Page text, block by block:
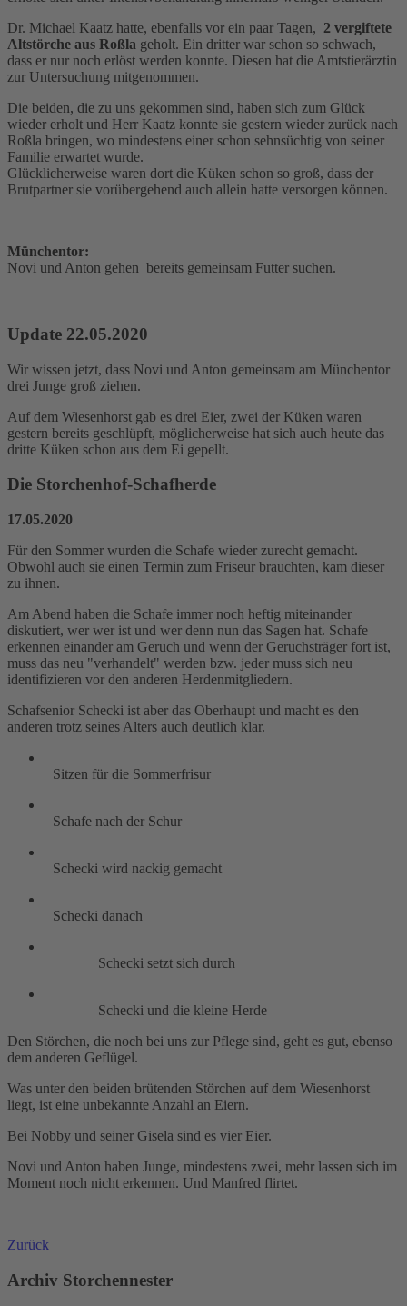
Dr. Michael Kaatz hatte, ebenfalls vor ein paar Tagen, 2 vergiftete
Altstörche aus Roßla geholt. Ein dritter war schon so schwach,
dass er nur noch erlöst werden konnte. Diesen hat die Amtstierärztin
zur Untersuchung mitgenommen.
Die beiden, die zu uns gekommen sind, haben sich zum Glück
wieder erholt und Herr Kaatz konnte sie gestern wieder zurück nach
Roßla bringen, wo mindestens einer schon sehnsüchtig von seiner
Familie erwartet wurde.
Glücklicherweise waren dort die Küken schon so groß, dass der
Brutpartner sie vorübergehend auch allein hatte versorgen können.
Münchentor:
Novi und Anton gehen bereits gemeinsam Futter suchen.
Update 22.05.2020
Wir wissen jetzt, dass Novi und Anton gemeinsam am Münchentor
drei Junge groß ziehen.
Auf dem Wiesenhorst gab es drei Eier, zwei der Küken waren
gestern bereits geschlüpft, möglicherweise hat sich auch heute das
dritte Küken schon aus dem Ei gepellt.
Die Storchenhof-Schafherde
17.05.2020
Für den Sommer wurden die Schafe wieder zurecht gemacht.
Obwohl auch sie einen Termin zum Friseur brauchten, kam dieser
zu ihnen.
Am Abend haben die Schafe immer noch heftig miteinander
diskutiert, wer wer ist und wer denn nun das Sagen hat. Schafe
erkennen einander am Geruch und wenn der Geruchsträger fort ist,
muss das neu "verhandelt" werden bzw. jeder muss sich neu
identifizieren vor den anderen Herdenmitgliedern.
Schafsenior Schecki ist aber das Oberhaupt und macht es den
anderen trotz seines Alters auch deutlich klar.
Sitzen für die Sommerfrisur
Schafe nach der Schur
Schecki wird nackig gemacht
Schecki danach
Schecki setzt sich durch
Schecki und die kleine Herde
Den Störchen, die noch bei uns zur Pflege sind, geht es gut, ebenso
dem anderen Geflügel.
Was unter den beiden brütenden Störchen auf dem Wiesenhorst
liegt, ist eine unbekannte Anzahl an Eiern.
Bei Nobby und seiner Gisela sind es vier Eier.
Novi und Anton haben Junge, mindestens zwei, mehr lassen sich im
Moment noch nicht erkennen. Und Manfred flirtet.
Zurück
Archiv Storchennester